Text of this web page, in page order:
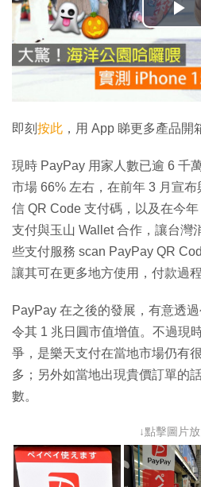
播
放
影
片
即刻 按此 ，用 App 睇更多產品開
現時 PayPay 用家人數已逾 6 千
市場 66% 左右，在前年 3 月宣
信 QR Code 支付碼，以及在今
支付與玉山 Wallet 合作，讓台灣
些支付服務 scan PayPay QR
讓其可在更多地方使用，付款過程
PayPay 在之後的發展，有意透
令其 1 兆日圓市值增值。不過現
爭，是樂天支付在當地市場仍有
多；另外如當地出現貴價訂單的
數。
↓點擊圖片